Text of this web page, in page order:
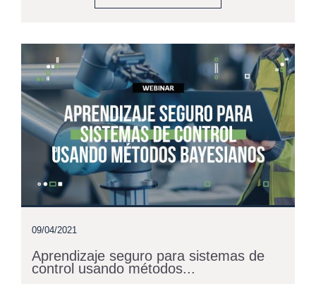
09/04/2021
Aprendizaje seguro para sistemas de
control usando métodos...